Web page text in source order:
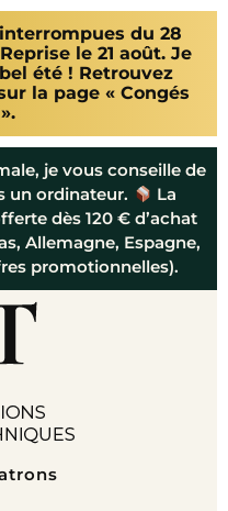
du 28
le 21 août. Je
été ! Retrouvez
la page « Congés
je vous conseille de
un ordinateur.
La
dès 120 € d’achat
Allemagne, Espagne,
promotionnelles).